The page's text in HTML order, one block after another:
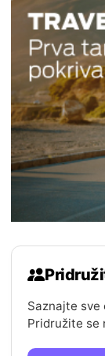
Saznajte sve
Pridružite se